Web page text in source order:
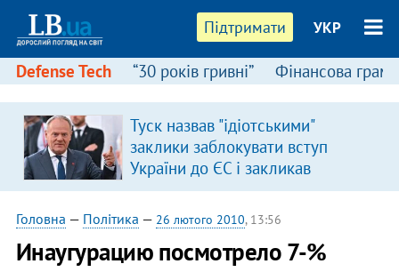
Підтримати УКР
Defense Tech “30 років гривні” Фінансова
Туск назвав "ідіотськими"
заклики заблокувати вступ
України до ЄС і закликав
припинити антиукраїнську
риторику
Головна — Політика — 26 лютого 2010, 13:56
Инаугурацию посмотрело 7-%